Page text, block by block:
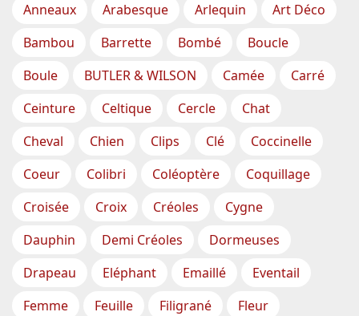
Anneaux
Arabesque Arlequin
Art Déco
Bambou
Barrette Bombé
Boucle
Boule
BUTLER & WILSON Camée
Carré
Ceinture
Celtique Cercle
Chat
Cheval
Chien Clips Clé
Coccinelle
Coeur
Colibri Coléoptère
Coquillage
Croisée
Croix Créoles
Cygne
Dauphin
Demi Créoles
Dormeuses
Drapeau
Eléphant Emaillé
Eventail
Femme
Feuille Filigrané
Fleur